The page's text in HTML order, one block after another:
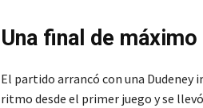
Una final de máximo
El partido arrancó con una Dudeney
ritmo desde el primer juego y se